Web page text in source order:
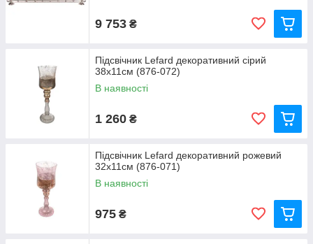
9 753 ₴
Підсвічник Lefard декоративний сірий
38x11см (876-072)
В наявності
1 260 ₴
Підсвічник Lefard декоративний рожевий
32x11см (876-071)
В наявності
975 ₴